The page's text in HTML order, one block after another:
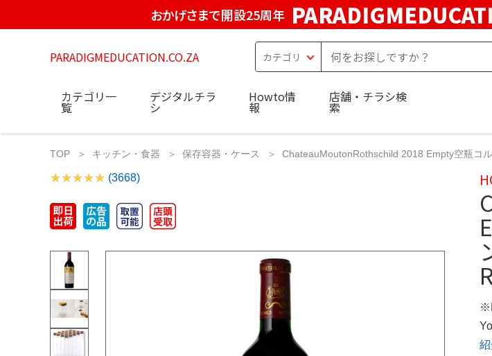
おかげさまで開設25周年
PARADIGMEDUCATION.CO.ZA
カテゴリ一
覧
デジタルチラ
シ
Howto情
報
店舗・チラシ検
索
TOP キッチン・食器 保存容器・ケース ChateauMoutonRothschild 2018 Empty空瓶コ
(3668)